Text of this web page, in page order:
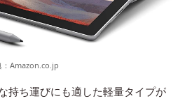
Amazon.co.jp
持ち運びにも適した軽量タイプが